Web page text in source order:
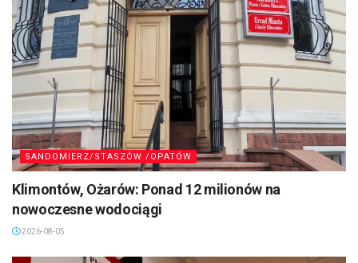
SANDOMIERZ/STASZÓW /OPATÓW
Klimontów, Ożarów: Ponad 12 milionów na
nowoczesne wodociągi
2026-08-05